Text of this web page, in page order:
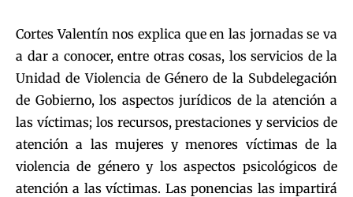
Cortes Valentín nos explica que en las jornadas se va
a dar a conocer, entre otras cosas, los servicios de la
Unidad de Violencia de Género de la Subdelegación
de Gobierno, los aspectos jurídicos de la atención a
las víctimas; los recursos, prestaciones y servicios de
atención a las mujeres y menores víctimas de la
violencia de género y los aspectos psicológicos de
atención a las víctimas. Las ponencias las impartirá